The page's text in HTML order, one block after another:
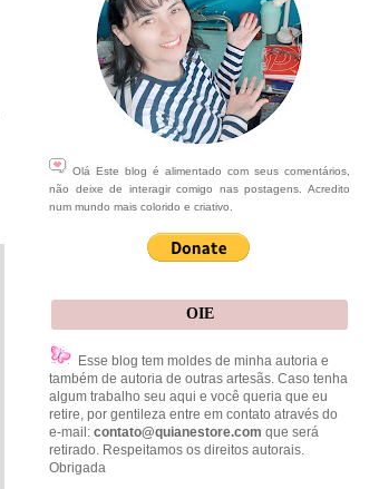
Olá Este blog é alimentado com seus comentários,
não deixe de interagir comigo nas postagens. Acredito
num mundo mais colorido e criativo.
OIE
Esse blog tem moldes de minha autoria e
também de autoria de outras artesãs. Caso tenha
algum trabalho seu aqui e você queria que eu
retire, por gentileza entre em contato através do
e-mail: contato@quianestore.com que será
retirado. Respeitamos os direitos autorais.
Obrigada